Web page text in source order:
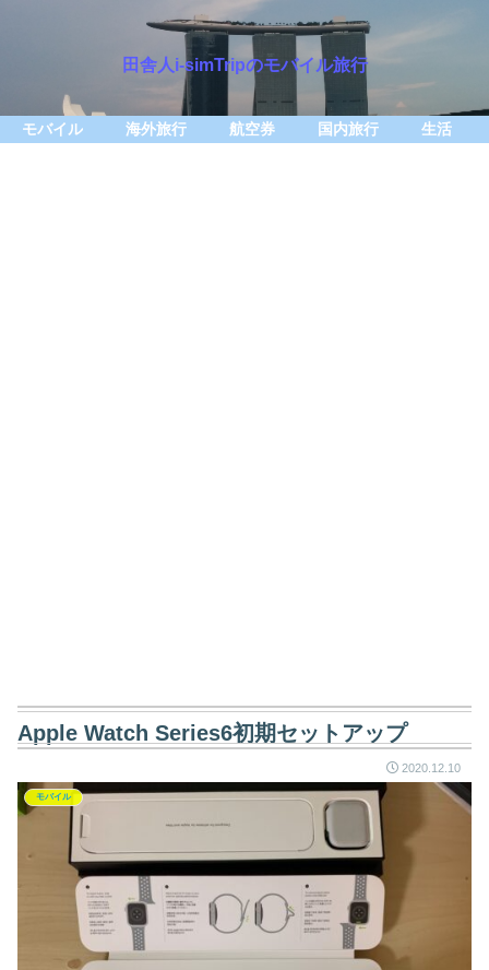
田舎人i-simTripのモバイル旅行
モバイル 海外旅行 航空券 国内旅行 生活
Apple Watch Series6初期セットアップ
2020.12.10
モバイル